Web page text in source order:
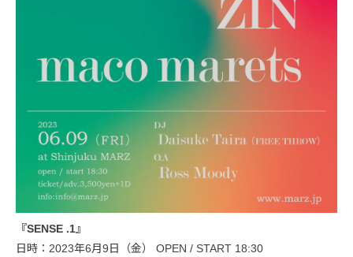
『SENSE .1』
日時：2023年6月9日（金） OPEN / START 18:30